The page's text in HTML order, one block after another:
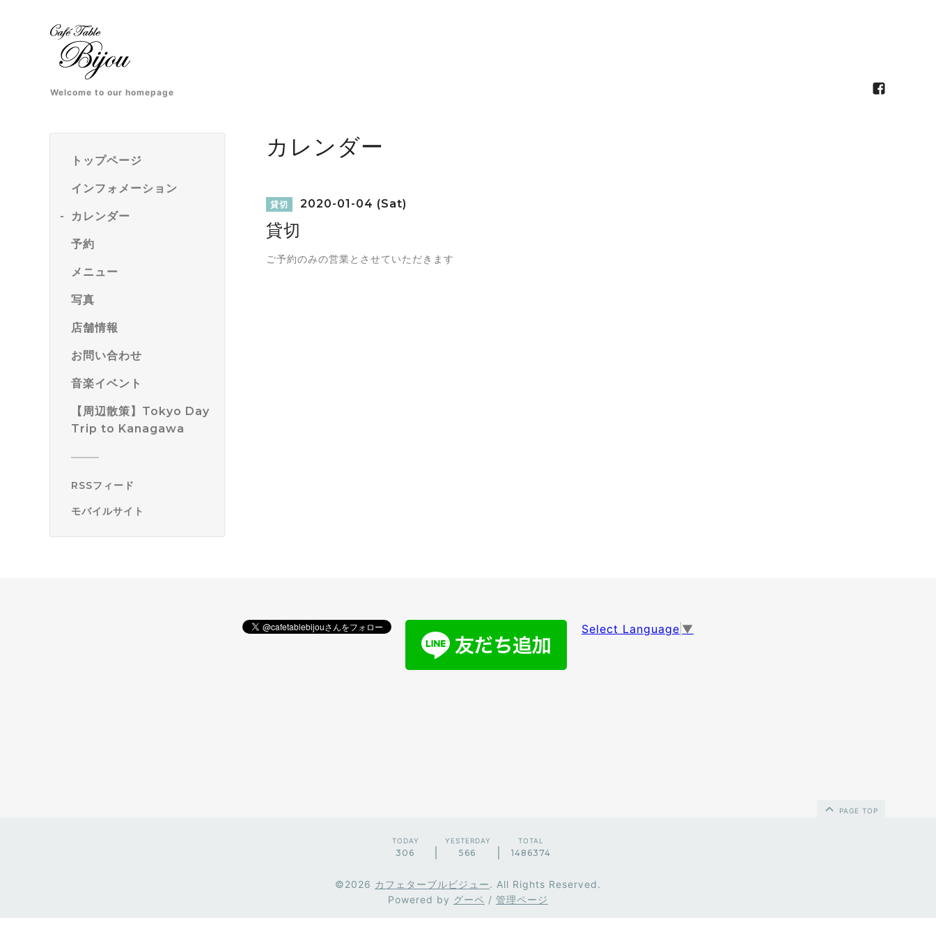
Welcome to our homepage
トップページ
インフォメーション
カレンダー
予約
メニュー
写真
店舗情報
お問い合わせ
音楽イベント
【周辺散策】Tokyo Day
Trip to Kanagawa
RSSフィード
モバイルサイト
カレンダー
貸切 2020-01-04 (Sat)
貸切
ご予約のみの営業とさせていただきます
Select Language ▼
PAGE TOP
TODAY
306
YESTERDAY
566
TOTAL
1486374
©2026 カフェターブルビジュー. All Rights Reserved.
Powered by グーペ / 管理ページ